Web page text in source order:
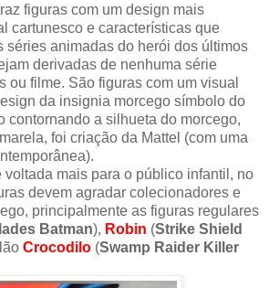
figuras com um design mais
cartunesco e características que
séries animadas do herói dos últimos
derivadas de nenhuma série
ou filme. São figuras com um visual
da insignia morcego símbolo do
contornando a silhueta do morcego,
foi criação da Mattel (com uma
voltada mais para o público infantil, no
devem agradar colecionadores e
principalmente as figuras regulares
Batman), Robin (Strike Shield
Crocodilo (Swamp Raider Killer